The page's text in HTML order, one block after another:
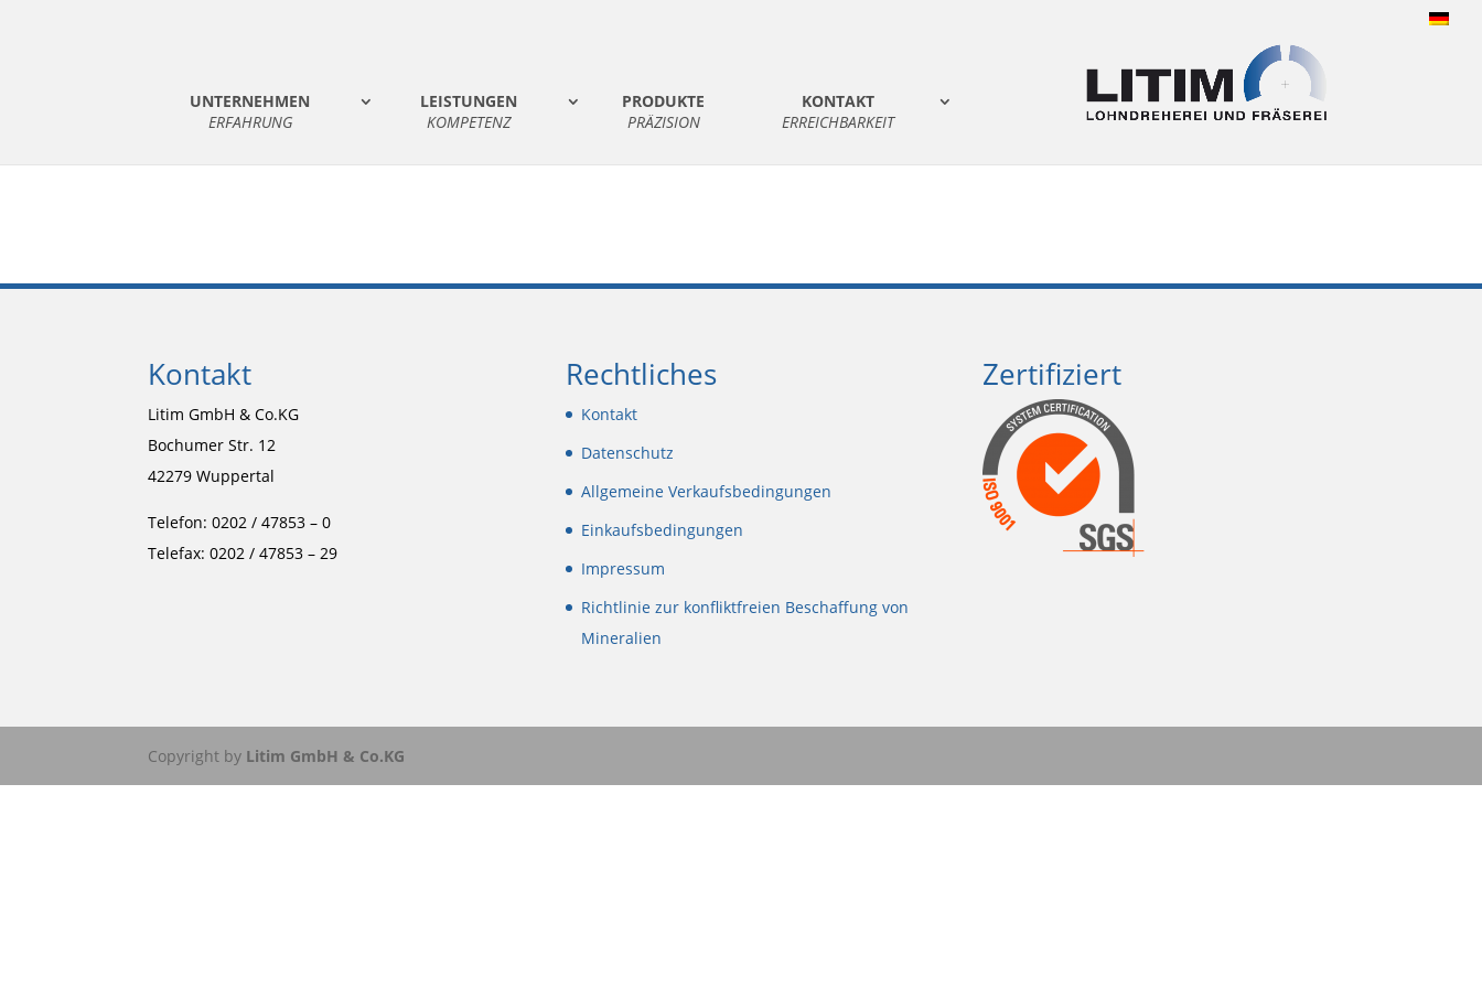
UNTERNEHMEN
ERFAHRUNG
LEISTUNGEN
KOMPETENZ
PRODUKTE
PRÄZISION
KONTAKT
ERREICHBARKEIT
Kontakt
Litim GmbH & Co.KG
Bochumer Str. 12
42279 Wuppertal
Telefon: 0202 / 47853 – 0
Telefax: 0202 / 47853 – 29
Rechtliches
Kontakt
Datenschutz
Allgemeine Verkaufsbedingungen
Einkaufsbedingungen
Impressum
Richtlinie zur konfliktfreien Beschaffung von
Mineralien
Zertifiziert
Copyright by Litim GmbH & Co.KG